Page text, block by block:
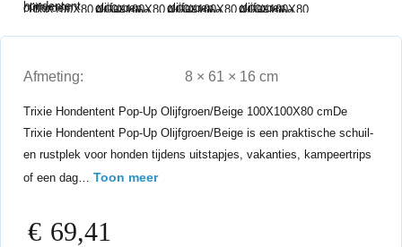
Afmeting: 8 × 61 × 16 cm
Trixie Hondentent Pop-Up Olijfgroen/Beige 100X100X80 cmDe
Trixie Hondentent Pop-Up Olijfgroen/Beige is een praktische schuil-
en rustplek voor honden tijdens uitstapjes, vakanties, kampeertrips
of een dag… Toon meer
€ 69,41